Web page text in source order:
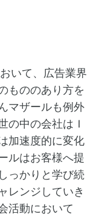
いて、広告業界
もののあり方を
マザールも例外
の中の会社はＩ
加速度的に変化
ルはお客様へ提
っかりと学び続
レンジしていき
活動において